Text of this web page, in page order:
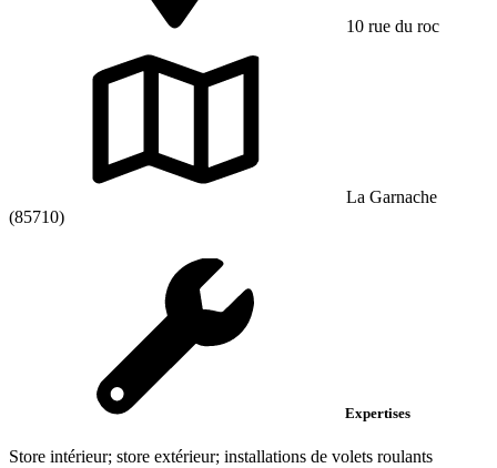
10 rue du roc
La Garnache
(85710)
Expertises
Store intérieur; store extérieur; installations de volets roulants